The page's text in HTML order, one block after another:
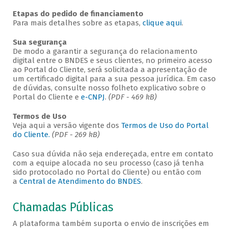
Etapas do pedido de financiamento
Para mais detalhes sobre as etapas, clique aqui.
Sua segurança
De modo a garantir a segurança do relacionamento
digital entre o BNDES e seus clientes, no primeiro acesso
ao Portal do Cliente, será solicitada a apresentação de
um certificado digital para a sua pessoa jurídica. Em caso
de dúvidas, consulte nosso folheto explicativo sobre o
Portal do Cliente e e-CNPJ. (PDF - 469 kB)
Termos de Uso
Veja aqui a versão vigente dos Termos de Uso do Portal
do Cliente. (PDF - 269 kB)
Caso sua dúvida não seja endereçada, entre em contato
com a equipe alocada no seu processo (caso já tenha
sido protocolado no Portal do Cliente) ou então com
a Central de Atendimento do BNDES.
Chamadas Públicas
A plataforma também suporta o envio de inscrições em